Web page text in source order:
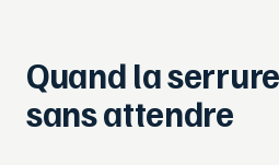
Quand la
sans attendre